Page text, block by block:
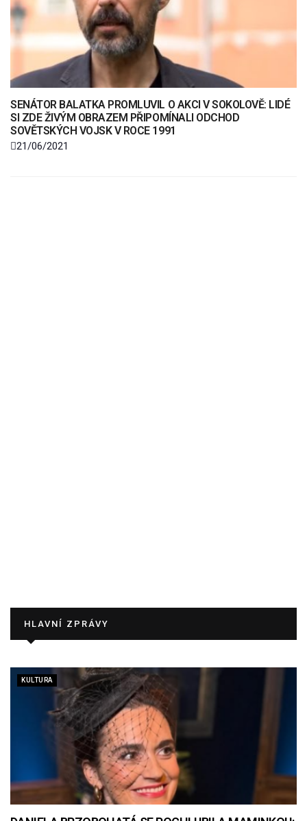
SENÁTOR BALATKA PROMLUVIL O AKCI V SOKOLOVĚ: LIDÉ
SI ZDE ŽIVÝM OBRAZEM PŘIPOMÍNALI ODCHOD
SOVĚTSKÝCH VOJSK V ROCE 1991
21/06/2021
HLAVNÍ ZPRÁVY
KULTURA